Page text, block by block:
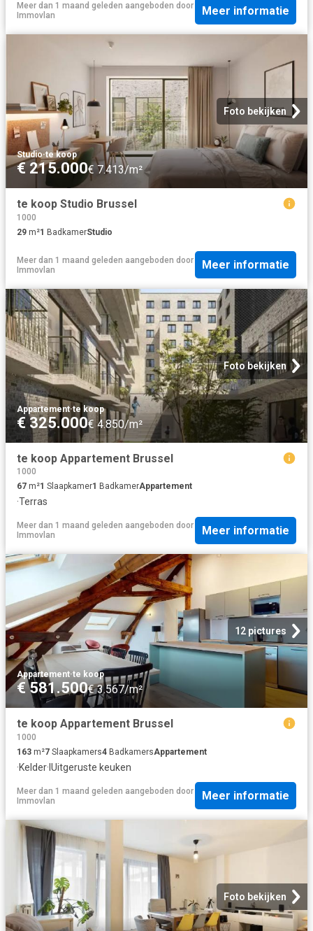
Meer dan 1 maand geleden aangeboden door
Immovlan
Meer informatie
Foto bekijken
Studio·te koop
€ 215.000€ 7.413/m²
te koop Studio Brussel
1000
29 m²1 BadkamerStudio
Meer dan 1 maand geleden aangeboden door
Immovlan
Meer informatie
Foto bekijken
Appartement·te koop
€ 325.000€ 4.850/m²
te koop Appartement Brussel
1000
67 m²1 Slaapkamer1 BadkamerAppartement
·Terras
Meer dan 1 maand geleden aangeboden door
Immovlan
Meer informatie
12 pictures
Appartement·te koop
€ 581.500€ 3.567/m²
te koop Appartement Brussel
1000
163 m²7 Slaapkamers4 BadkamersAppartement
·Kelder· IUitgeruste keuken
Meer dan 1 maand geleden aangeboden door
Immovlan
Meer informatie
Foto bekijken